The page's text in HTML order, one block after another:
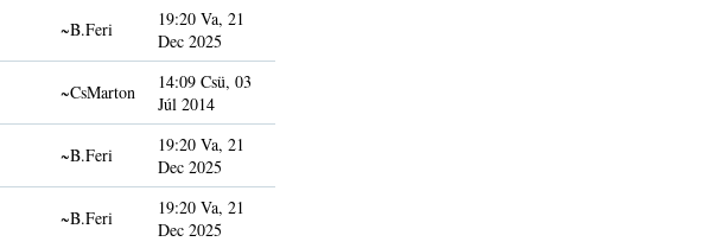
~B.Feri
19:20 Va, 21
Dec 2025
~CsMarton
14:09 Csü, 03
Júl 2014
~B.Feri
19:20 Va, 21
Dec 2025
~B.Feri
19:20 Va, 21
Dec 2025